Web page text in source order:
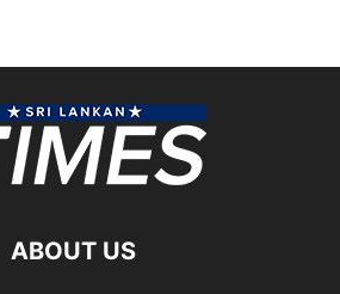
ABOUT US